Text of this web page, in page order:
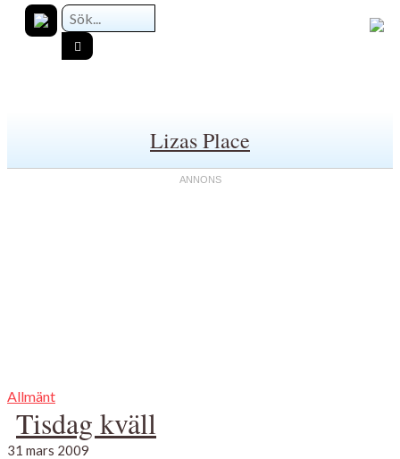
Lizas Place
Allmänt
Tisdag kväll
31 mars 2009